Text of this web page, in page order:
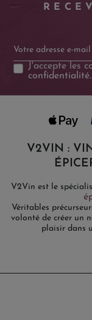
J'accepte les
confidentialité.
V2VIN :
V2Vin est le
Véritables
volonté de créer un
plaisir dans